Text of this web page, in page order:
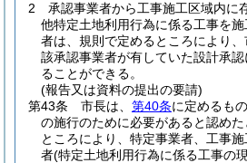
2
承認事業者から工事施工区域内に
他特定土地利用行為に係る工事を
者は、規則で定めるところにより
該承認事業者が有していた設計承
ることができる。
(報告又は資料の提出の要請)
第43条
市長は、 第40条に定めるも
の施行のために必要があると認め
ところにより、特定事業者、工事
者(特定土地利用行為に係る工事の